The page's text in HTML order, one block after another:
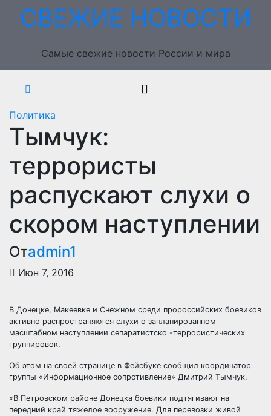
ПерейтиСВЕЖИЕ НОВОСТИ
Самые свежие новости России и мира
Политика
Тымчук:
террористы
распускают слухи о
скором наступлении
Отadmin1
Июн 7, 2016
В Донецке, Макеевке и Снежном среди пророссийских боевиков
активно распространяются слухи о запланированном
масштабном наступлении сепаратистско -террористических
группировок.
Об этом на своей странице в Фейсбуке сообщил координатор
группы «Информационное сопротивление» Дмитрий Тымчук.
«В Петровском районе Донецка боевики подтягивают на
передний край тяжелое вооружение. Для перевозки живой